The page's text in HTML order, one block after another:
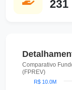
231
Detalhamento:
Combination
Comparativo
Comparativo
(FPREV)
R$ 10.0M